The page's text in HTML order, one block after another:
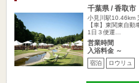
千葉県 / 香取市
小見川駅10.46km
【車】東関東自動
1日３便運…
営業時間
入浴料金 ～
宿泊 ロウリュ